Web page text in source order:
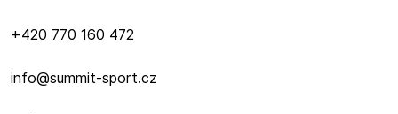
+420 770 160 472
info@summit-sport.cz